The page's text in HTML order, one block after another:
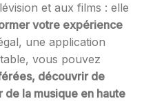
et aux films : elle
votre expérience
une application
vous pouvez
découvrir de
la musique en haute